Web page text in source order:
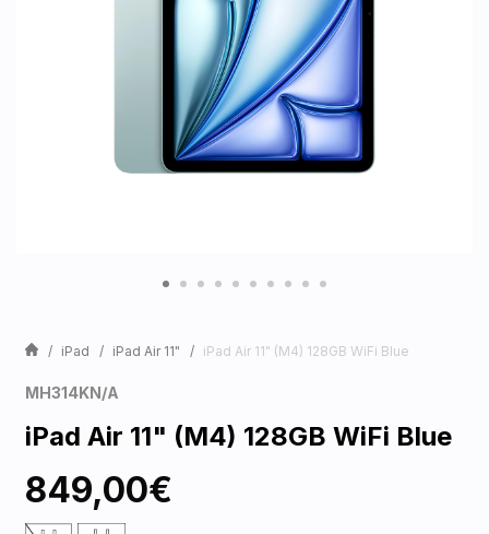
iPad iPad Air 11" iPad Air 11" (M4) 128GB WiFi Blue
MH314KN/A
iPad Air 11" (M4) 128GB WiFi Blue
849,00€